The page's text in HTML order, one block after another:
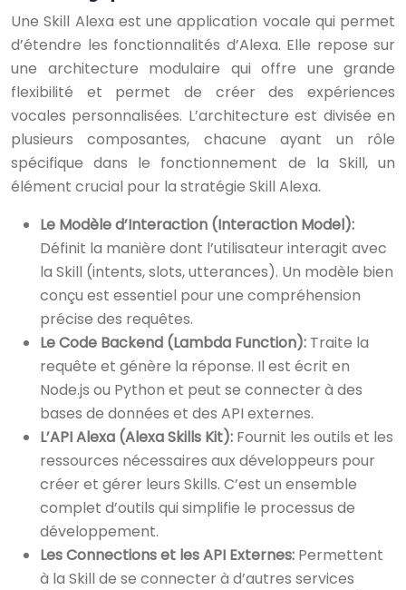
Une Skill Alexa est une application vocale qui permet
d’étendre les fonctionnalités d’Alexa. Elle repose sur
une architecture modulaire qui offre une grande
flexibilité et permet de créer des expériences
vocales personnalisées. L’architecture est divisée en
plusieurs composantes, chacune ayant un rôle
spécifique dans le fonctionnement de la Skill, un
élément crucial pour la stratégie Skill Alexa.
Le Modèle d’Interaction (Interaction Model):
Définit la manière dont l’utilisateur interagit avec
la Skill (intents, slots, utterances). Un modèle bien
conçu est essentiel pour une compréhension
précise des requêtes.
Le Code Backend (Lambda Function): Traite la
requête et génère la réponse. Il est écrit en
Node.js ou Python et peut se connecter à des
bases de données et des API externes.
L’API Alexa (Alexa Skills Kit): Fournit les outils et les
ressources nécessaires aux développeurs pour
créer et gérer leurs Skills. C’est un ensemble
complet d’outils qui simplifie le processus de
développement.
Les Connections et les API Externes: Permettent
à la Skill de se connecter à d’autres services